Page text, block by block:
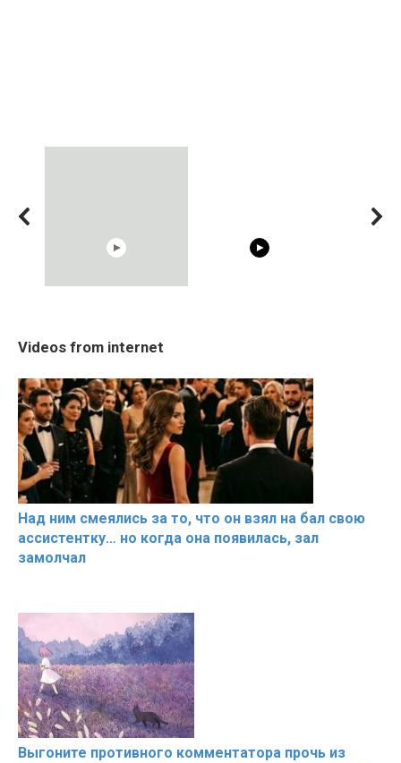
Cosy January Vlog
Beautiful Moments from
Videos from internet
Над ним смеялись за то, что он взял на бал свою
ассистентку… но когда она появилась, зал
замолчал
Выгоните противного комментатора прочь из